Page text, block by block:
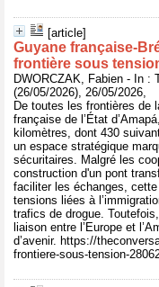
[article]
Guyane
frontière sous
DWORCZAK, Fabien - In :
(26/05/2026), 26/05/2026,
De toutes les frontières de
française de l’État
kilomètres, dont 430
un espace stratégique
sécuritaires. Malgré les
construction d'un pont
faciliter les échanges,
tensions liées à
trafics de drogue.
liaison entre l’Europe et
d’avenir. https://
frontiere-sous-tension-